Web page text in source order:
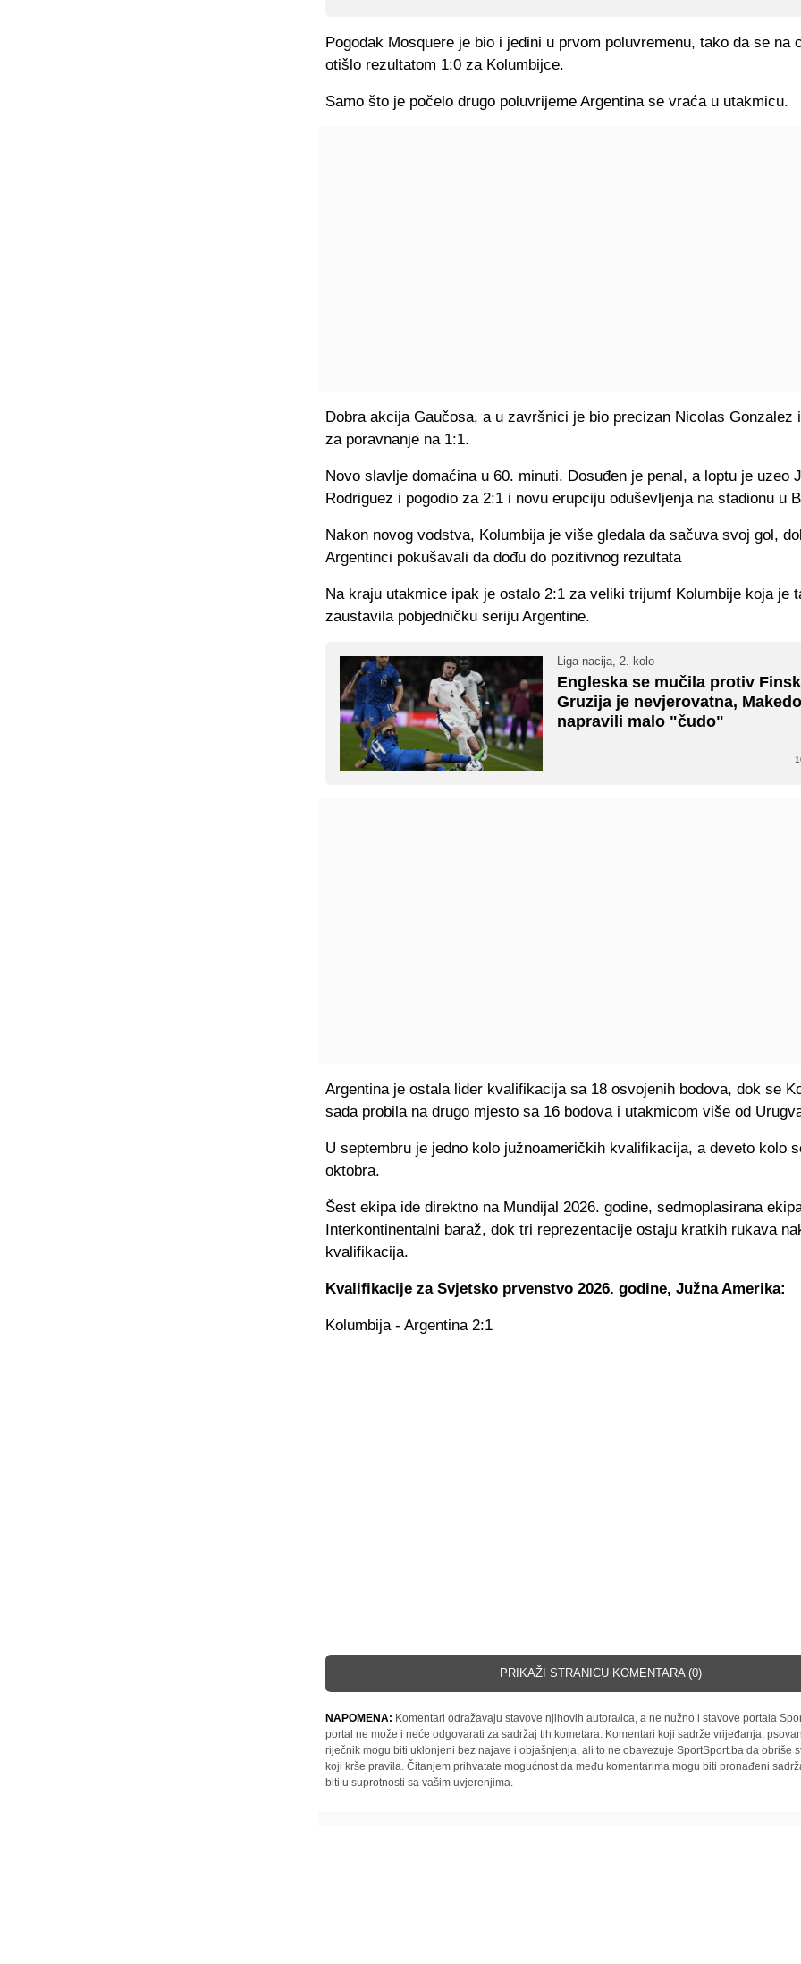
Pogodak Mosquere je bio i jedini u prvom poluvremenu, tako da se na
otišlo rezultatom 1:0 za Kolumbijce.
Samo što je počelo drugo poluvrijeme Argentina se vraća u utakmicu.
Dobra akcija Gaučosa, a u završnici je bio precizan Nicolas Gonzalez
za poravnanje na 1:1.
Novo slavlje domaćina u 60. minuti. Dosuđen je penal, a loptu je uzeo
Rodriguez i pogodio za 2:1 i novu erupciju oduševljenja na stadionu u
Nakon novog vodstva, Kolumbija je više gledala da sačuva svoj gol,
Argentinci pokušavali da dođu do pozitivnog rezultata
Na kraju utakmice ipak je ostalo 2:1 za veliki trijumf Kolumbije koja je
zaustavila pobjedničku seriju Argentine.
Liga nacija, 2. kolo
Engleska se mučila protiv
Gruzija je nevjerovatna,
napravili malo "čudo"
Argentina je ostala lider kvalifikacija sa 18 osvojenih bodova, dok se
sada probila na drugo mjesto sa 16 bodova i utakmicom više od
U septembru je jedno kolo južnoameričkih kvalifikacija, a deveto kolo
oktobra.
Šest ekipa ide direktno na Mundijal 2026. godine, sedmoplasirana
Interkontinentalni baraž, dok tri reprezentacije ostaju kratkih rukava
kvalifikacija.
Kvalifikacije za Svjetsko prvenstvo 2026. godine, Južna Amerika:
Kolumbija - Argentina 2:1
PRIKAŽI STRANICU KOMENTARA (0)
NAPOMENA: Komentari odražavaju stavove njihovih autora/ica, a ne nužno i stavove portala
portal ne može i neće odgovarati za sadržaj tih kometara. Komentari koji sadrže vrijeđanja,
riječnik mogu biti uklonjeni bez najave i objašnjenja, ali to ne obavezuje SportSport.ba da obriše
koji krše pravila. Čitanjem prihvatate mogućnost da među komentarima mogu biti pronađeni
biti u suprotnosti sa vašim uvjerenjima.